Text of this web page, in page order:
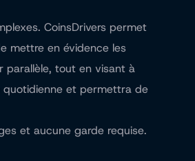
CoinsDrivers permet
mettre en évidence les
parallèle, tout en visant à
quotidienne et permettra de
et aucune garde requise.